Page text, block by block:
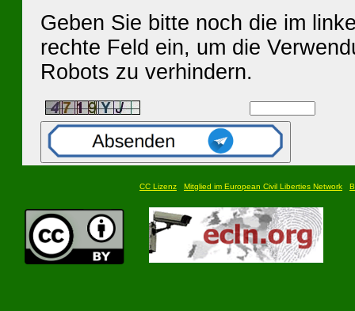
Geben Sie bitte noch die im
rechte Feld ein, um die
Robots zu verhindern.
CC Lizenz Mitglied im European Civil Liberties Network